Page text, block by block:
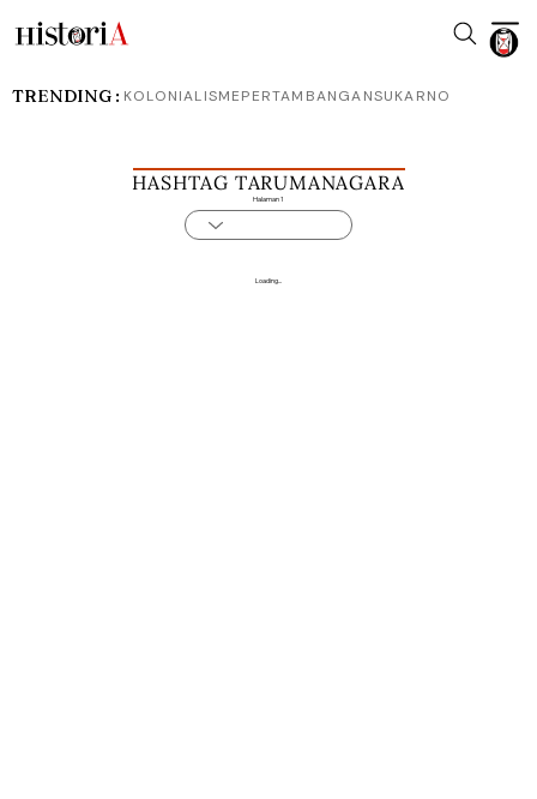
HASHTAG TARUMANAGARA
Halaman 1
Loading...
TRENDING : KOLONIALISMEPERTAMBANGANSUKARNO